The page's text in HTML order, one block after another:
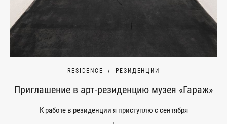
RESIDENCE РЕЗИДЕНЦИИ
Приглашение в арт-резиденцию музея «Гараж»
К работе в резиденции я приступлю с сентября